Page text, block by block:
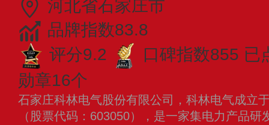
河北省石家庄市
品牌指数83.8
评分9.2
口碑指数855 已
勋章16个
石家庄科林电气股份有限公司，科林电气成立
（股票代码：603050），是一家集电力产品